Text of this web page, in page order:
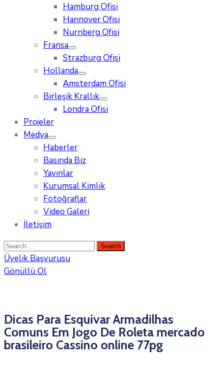
Hamburg Ofisi
Hannover Ofisi
Nurnberg Ofisi
Fransa
Strazburg Ofisi
Hollanda
Amsterdam Ofisi
Birleşik Krallık
Londra Ofisi
Projeler
Medya
Haberler
Basında Biz
Yayınlar
Kurumsal Kimlik
Fotoğraflar
Video Galeri
İletişim
Üyelik Başvurusu
Gönüllü Ol
Dicas Para Esquivar Armadilhas
Comuns Em Jogo De Roleta mercado
brasileiro Cassino online 77pg